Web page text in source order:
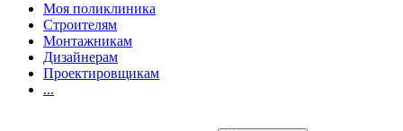
Моя поликлиника
Строителям
Монтажникам
Дизайнерам
Проектировщикам
...